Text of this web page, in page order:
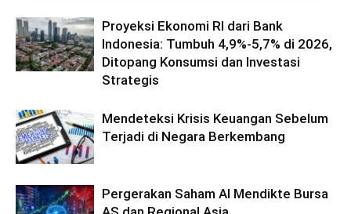
Proyeksi Ekonomi RI dari Bank
Indonesia: Tumbuh 4,9%-5,7% di 2026,
Ditopang Konsumsi dan Investasi
Strategis
Mendeteksi Krisis Keuangan Sebelum
Terjadi di Negara Berkembang
Pergerakan Saham AI Mendikte Bursa